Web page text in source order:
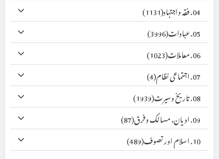
04. فقہ واجتہاد
(1131)
05. عبادات
(3996)
06. معاملات
(1023)
07. اجتماعی نظام
(4)
08. تاریخ وسیرت
(1939)
09. ادیان، مسالک وفرق
(87)
10. اسلام اور تصوف
(489)